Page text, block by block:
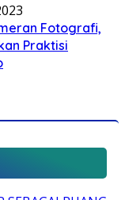
Fotografi,
Praktisi